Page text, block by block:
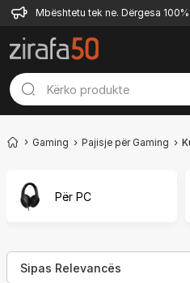
Mbështetu tek ne. Dërgesa
Gaming Pajisje për Gaming
Për PC